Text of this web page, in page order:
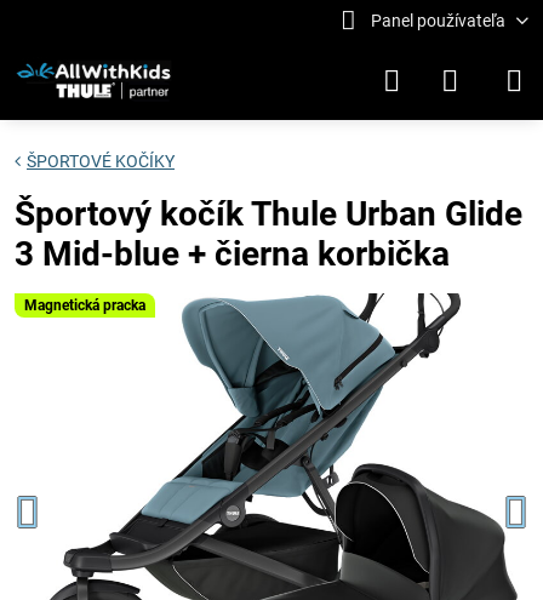
Panel používateľa
Magnetická pracka
ŠPORTOVÉ KOČÍKY
Športový kočík Thule Urban Glide
3 Mid-blue + čierna korbička